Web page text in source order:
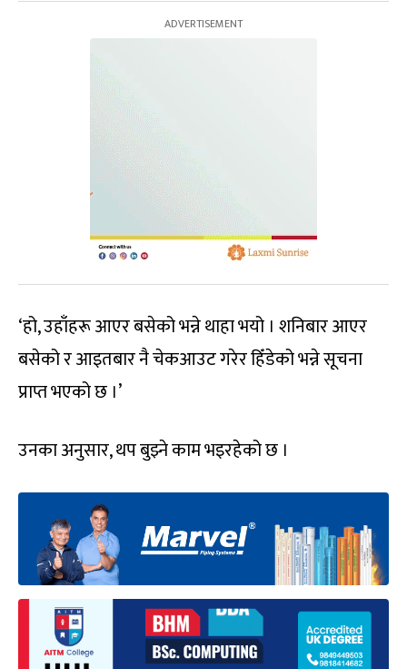
‘हो, उहाँहरू आएर बसेको भन्ने थाहा भयो । शनिबार आएर
बसेको र आइतबार नै चेकआउट गरेर हिँडेको भन्ने सूचना
प्राप्त भएको छ ।’
उनका अनुसार, थप बुझ्ने काम भइरहेको छ ।